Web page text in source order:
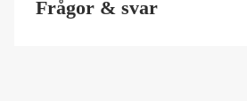
Kod
Frågor & svar